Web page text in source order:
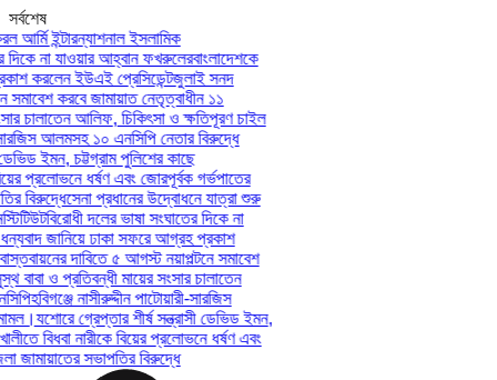
সর্বশেষ
ইন্টারন্যাশনাল ইসলামিক
না যাওয়ার আহ্বান ফখরুলেরবাংলাদেশকে
করলেন ইউএই প্রেসিডেন্টজুলাই সনদ
করবে জামায়াত নেতৃত্বাধীন ১১
চালাতেন আলিফ, চিকিৎসা ও ক্ষতিপূরণ চাইল
আলমসহ ১০ এনসিপি নেতার বিরুদ্ধে
ইমন, চট্টগ্রাম পুলিশের কাছে
প্রলোভনে ধর্ষণ এবং জোরপূর্বক গর্ভপাতের
বিরুদ্ধেসেনা প্রধানের উদ্বোধনে যাত্রা শুরু
বিরোধী দলের ভাষা সংঘাতের দিকে না
জানিয়ে ঢাকা সফরে আগ্রহ প্রকাশ
দাবিতে ৫ আগস্ট নয়াপল্টনে সমাবেশ
ও প্রতিবন্ধী মায়ের সংসার চালাতেন
হবিগঞ্জে নাসীরুদ্দীন পাটোয়ারী-সারজিস
যশোরে গ্রেপ্তার শীর্ষ সন্ত্রাসী ডেভিড ইমন,
বিধবা নারীকে বিয়ের প্রলোভনে ধর্ষণ এবং
সভাপতির বিরুদ্ধে